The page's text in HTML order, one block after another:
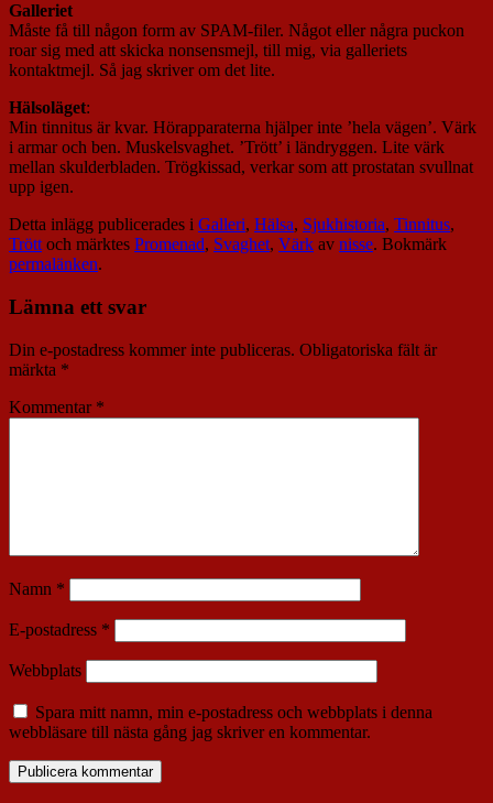
Galleriet
Måste få till någon form av SPAM-filer. Något eller några puckon
roar sig med att skicka nonsensmejl, till mig, via galleriets
kontaktmejl. Så jag skriver om det lite.
Hälsoläget:
Min tinnitus är kvar. Hörapparaterna hjälper inte ’hela vägen’. Värk
i armar och ben. Muskelsvaghet. ’Trött’ i ländryggen. Lite värk
mellan skulderbladen. Trögkissad, verkar som att prostatan svullnat
upp igen.
Detta inlägg publicerades i Galleri, Hälsa, Sjukhistoria, Tinnitus,
Tröttoch märktes Promenad, Svaghet, Värk av nisse. Bokmärk
permalänken.
Lämna ett svar
Din e-postadress kommer inte publiceras. Obligatoriska fält är
märkta *
Kommentar *
Namn *
E-postadress *
Webbplats
Spara mitt namn, min e-postadress och webbplats i denna
webbläsare till nästa gång jag skriver en kommentar.